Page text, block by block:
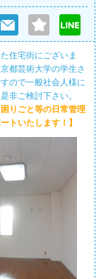
住宅街にございま
都芸術大学の学生さ
ので一般社会人様に
非ご検討下さい。
りごと等の日常管理
トいたします！】